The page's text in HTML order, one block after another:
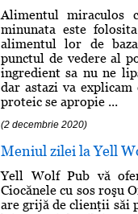
Alimentul miraculos
minunata este
alimentul lor de
punctul de vedere al
ingredient sa nu ne
dar astazi va
proteic se apropie ...
(2 decembrie 2020)
Meniul zilei la Yell
Yell Wolf Pub vă
Ciocănele cu sos roşu
are grijă de clienţii săi